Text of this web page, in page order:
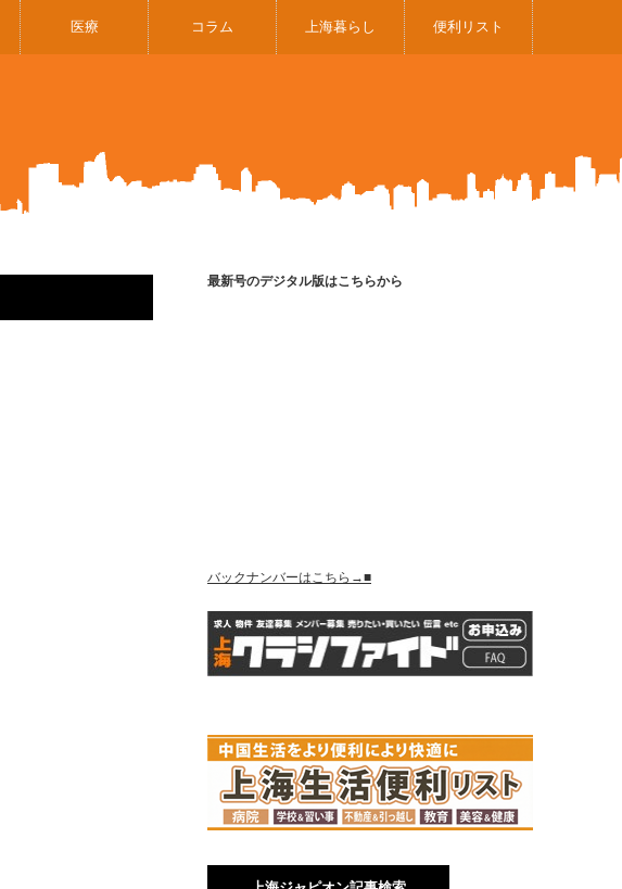
医療 コラム 上海暮らし 便利リスト
最新号のデジタル版はこちらから
バックナンバーはこちら→■